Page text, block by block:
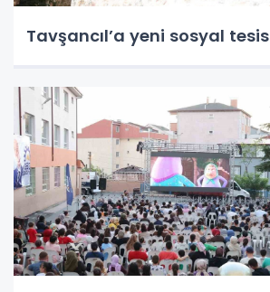
Tavşancıl’a yeni sosyal tesis